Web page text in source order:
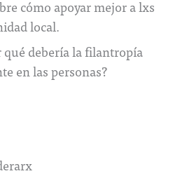
cómo apoyar mejor a lxs
local.
qué debería la filantropía
en las personas?